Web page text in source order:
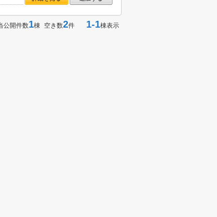
公開件数1棟 空き数2件 1-1棟表示